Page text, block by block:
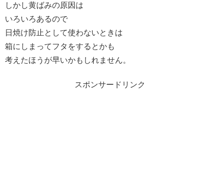
しかし黄ばみの原因は
いろいろあるので
日焼け防止として使わないときは
箱にしまってフタをするとかも
考えたほうが早いかもしれません。
スポンサードリンク